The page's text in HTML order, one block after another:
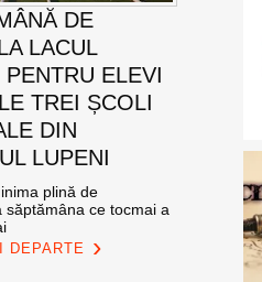
DE
LACUL
PENTRU ELEVI
TREI ȘCOLI
DIN
LUPENI
plină de
săptămâna ce tocmai a
DEPARTE